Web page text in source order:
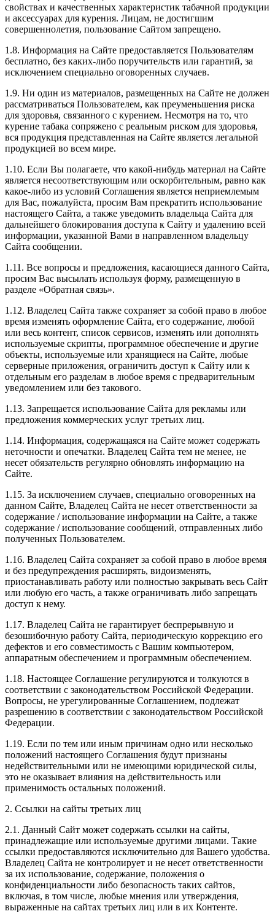
свойствах и качественных характеристик табачной продукции
и аксессуарах для курения. Лицам, не достигшим
совершеннолетия, пользование Сайтом запрещено.
1.8. Информация на Сайте предоставляется Пользователям
бесплатно, без каких-либо поручительств или гарантий, за
исключением специально оговоренных случаев.
1.9. Ни один из материалов, размещенных на Сайте не должен
рассматриваться Пользователем, как преуменьшения риска
для здоровья, связанного с курением. Несмотря на то, что
курение табака сопряжено с реальным риском для здоровья,
вся продукция представленная на Сайте является легальной
продукцией во всем мире.
1.10. Если Вы полагаете, что какой-нибудь материал на Сайте
является несоответствующим или оскорбительным, равно как
какое-либо из условий Соглашения является неприемлемым
для Вас, пожалуйста, просим Вам прекратить использование
настоящего Сайта, а также уведомить владельца Сайта для
дальнейшего блокирования доступа к Сайту и удалению всей
информации, указанной Вами в направленном владельцу
Сайта сообщении.
1.11. Все вопросы и предложения, касающиеся данного Сайта,
просим Вас высылать используя форму, размещенную в
разделе «Обратная связь».
1.12. Владелец Сайта также сохраняет за собой право в любое
время изменять оформление Сайта, его содержание, любой
или весь контент, список сервисов, изменять или дополнять
используемые скрипты, программное обеспечение и другие
объекты, используемые или хранящиеся на Сайте, любые
серверные приложения, ограничить доступ к Сайту или к
отдельным его разделам в любое время с предварительным
уведомлением или без такового.
1.13. Запрещается использование Сайта для рекламы или
предложения коммерческих услуг третьих лиц.
1.14. Информация, содержащаяся на Сайте может содержать
неточности и опечатки. Владелец Сайта тем не менее, не
несет обязательств регулярно обновлять информацию на
Сайте.
1.15. За исключением случаев, специально оговоренных на
данном Сайте, Владелец Сайта не несет ответственности за
содержание / использование информации на Сайте, а также
содержание / использование сообщений, отправленных либо
полученных Пользователем.
1.16. Владелец Сайта сохраняет за собой право в любое время
и без предупреждения расширять, видоизменять,
приостанавливать работу или полностью закрывать весь Сайт
или любую его часть, а также ограничивать либо запрещать
доступ к нему.
1.17. Владелец Сайта не гарантирует беспрерывную и
безошибочную работу Сайта, периодическую коррекцию его
дефектов и его совместимость с Вашим компьютером,
аппаратным обеспечением и программным обеспечением.
1.18. Настоящее Соглашение регулируются и толкуются в
соответствии с законодательством Российской Федерации.
Вопросы, не урегулированные Соглашением, подлежат
разрешению в соответствии с законодательством Российской
Федерации.
1.19. Если по тем или иным причинам одно или несколько
положений настоящего Соглашения будут признаны
недействительными или не имеющими юридической силы,
это не оказывает влияния на действительность или
применимость остальных положений.
2. Ссылки на сайты третьих лиц
2.1. Данный Сайт может содержать ссылки на сайты,
принадлежащие или используемые другими лицами. Такие
ссылки предоставляются исключительно для Вашего удобства.
Владелец Сайта не контролирует и не несет ответственности
за их использование, содержание, положения о
конфиденциальности либо безопасность таких сайтов,
включая, в том числе, любые мнения или утверждения,
выраженные на сайтах третьих лиц или в их Контенте.